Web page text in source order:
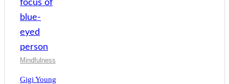
Mindfulness
Gigi Young